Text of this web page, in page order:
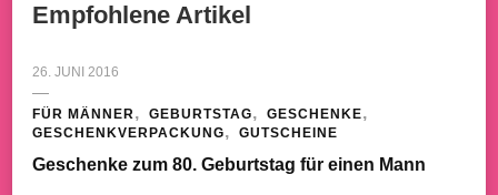
Empfohlene Artikel
26. JUNI 2016
FÜR MÄNNER GEBURTSTAG
GESCHENKE
GESCHENKVERPACKUNG
GUTSCHEINE
Geschenke zum 80. Geburtstag für einen Mann